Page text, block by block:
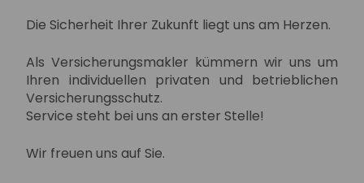
Die Sicherheit Ihrer Zukunft liegt uns am Herzen.
Als Versicherungsmakler kümmern wir uns um
Ihren individuellen privaten und betrieblichen
Versicherungsschutz.
Service steht bei uns an erster Stelle!
Wir freuen uns auf Sie.